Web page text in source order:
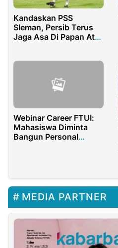
Kandaskan PSS
Sleman, Persib Terus
Jaga Asa Di Papan Atas
Webinar Career FTUI:
Mahasiswa Diminta
Bangun Personal
MEDIA PARTNER